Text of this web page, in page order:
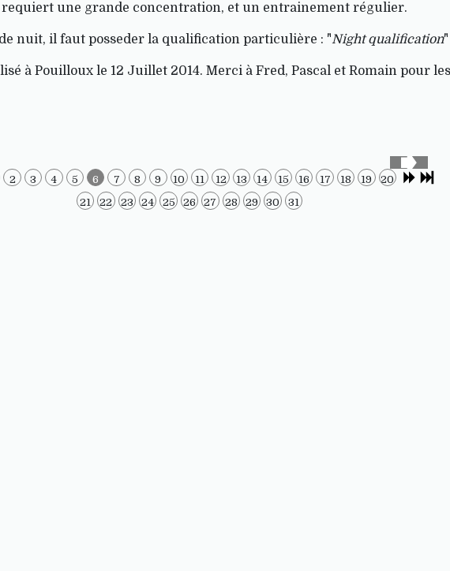
requiert une grande concentration, et un entrainement régulier.
nuit, il faut posseder la qualification particulière : "Night qualification"
à Pouilloux le 12 Juillet 2014. Merci à Fred, Pascal et Romain pour
2 3 4 5 6 7 8 9 10 11 12 13 14 15 16 17 18 19
20
21
22 23 24 25 26 27 28 29 30 31